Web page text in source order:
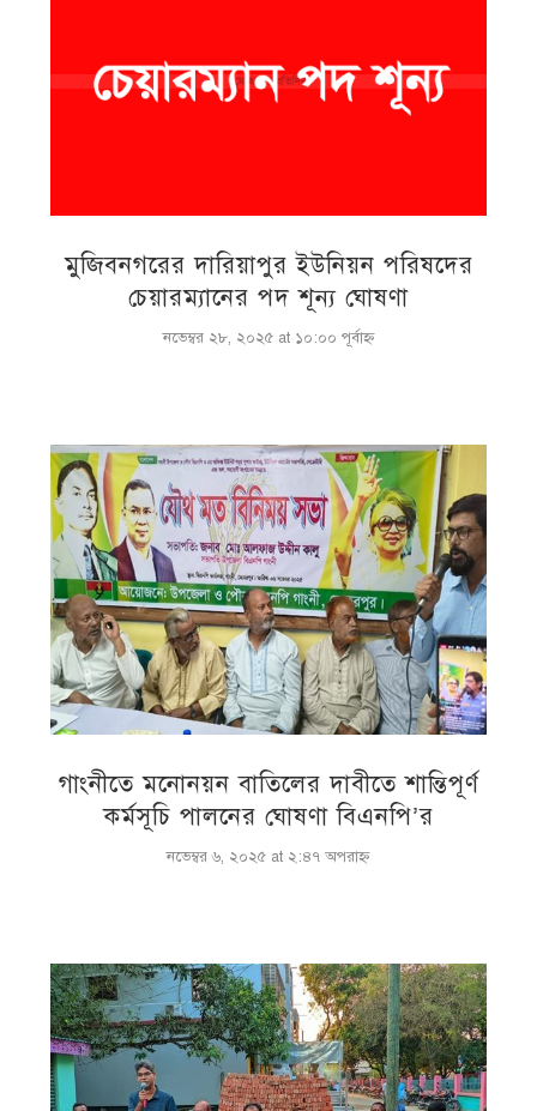
মুজিবনগরের দারিয়াপুর ইউনিয়ন পরিষদের
চেয়ারম্যানের পদ শূন্য ঘোষণা
নভেম্বর ২৮, ২০২৫ at ১০:০০ পূর্বাহ্ণ
গাংনীতে মনোনয়ন বাতিলের দাবীতে শান্তিপূর্ণ
কর্মসূচি পালনের ঘোষণা বিএনপি’র
নভেম্বর ৬, ২০২৫ at ২:৪৭ অপরাহ্ণ